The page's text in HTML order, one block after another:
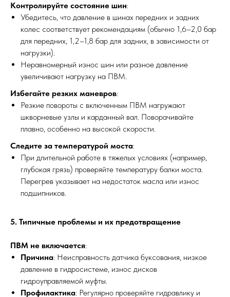
Контролируйте состояние шин:
Убедитесь, что давление в шинах передних и задних
колес соответствует рекомендациям (обычно 1,6–2,0 бар
для передних, 1,2–1,8 бар для задних, в зависимости от
нагрузки).
Неравномерный износ шин или разное давление
увеличивают нагрузку на ПВМ.
Избегайте резких маневров:
Резкие повороты с включенным ПВМ нагружают
шкворневые узлы и карданный вал. Поворачивайте
плавно, особенно на высокой скорости.
Следите за температурой моста:
При длительной работе в тяжелых условиях (например,
глубокая грязь) проверяйте температуру балки моста.
Перегрев указывает на недостаток масла или износ
подшипников.
5. Типичные проблемы и их предотвращение
ПВМ не включается:
Причина: Неисправность датчика буксования, низкое
давление в гидросистеме, износ дисков
гидроуправляемой муфты.
Профилактика: Регулярно проверяйте гидравлику и